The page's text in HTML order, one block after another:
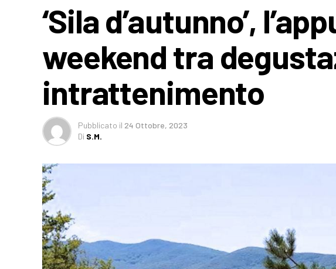
‘Sila d’autunno’,
weekend tra
intrattenimento
Pubblicato il 24 Ottobre, 2023
Di S.M.